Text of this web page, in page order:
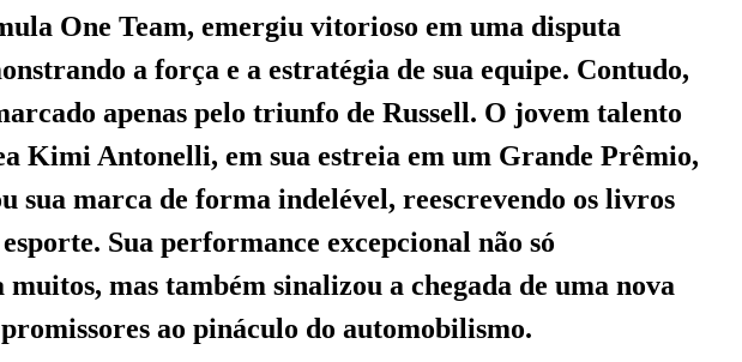
One Team, emergiu vitorioso em uma disputa
a força e a estratégia de sua equipe. Contudo,
apenas pelo triunfo de Russell. O jovem talento
Kimi Antonelli, em sua estreia em um Grande Prêmio,
sua marca de forma indelével, reescrevendo os livros
Sua performance excepcional não só
muitos, mas também sinalizou a chegada de uma nova
ao pináculo do automobilismo.